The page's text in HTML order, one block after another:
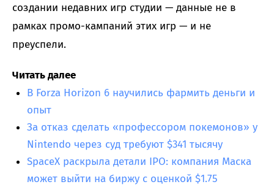
создании недавних игр студии — данные не в
рамках промо-кампаний этих игр — и не
преуспели.
Читать далее
В Forza Horizon 6 научились фармить деньги и
опыт
За отказ сделать «профессором покемонов» у
Nintendo через суд требуют $341 тысячу
SpaceX раскрыла детали IPO: компания Маска
может выйти на биржу с оценкой $1.75